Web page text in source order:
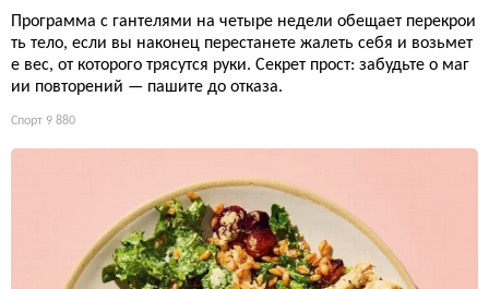
Программа с гантелями на четыре недели обещает перекрои
ть тело, если вы наконец перестанете жалеть себя и возьмет
е вес, от которого трясутся руки. Секрет прост: забудьте о маг
ии повторений — пашите до отказа.
Спорт 9 880